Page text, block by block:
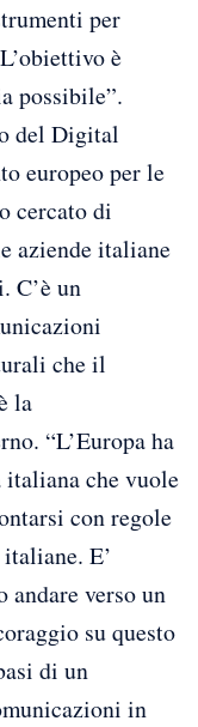
per
è
possibile”.
del Digital
europeo per le
cercato di
aziende italiane
C’è un
che il
la
“L’Europa ha
che vuole
con regole
E’
andare verso un
su questo
di un
in